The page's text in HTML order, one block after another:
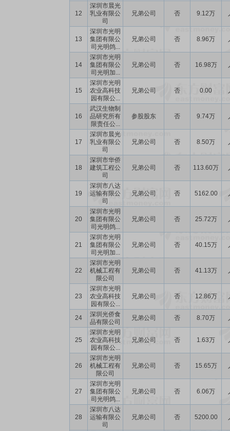
12
深圳市晨光
乳业有限公
司
兄弟公司 否 9.12万
13
深圳市光明
集团有限公
司光明鸽...
兄弟公司 否 8.96万
14
深圳市光明
集团有限公
司光明加...
兄弟公司 否 16.98万
15
深圳市光明
农业高科技
园有限公...
兄弟公司 否 0.00
16
武汉生物制
品研究所有
限责任公...
参股股东 否 9.74万
17
深圳市晨光
乳业有限公
司
兄弟公司 否 8.50万
18
深圳市华侨
建筑工程公
司
兄弟公司 否 113.60万
19
深圳市八达
运输有限公
司
兄弟公司 否 5162.00
20
深圳市光明
集团有限公
司光明鸽...
兄弟公司 否 25.72万
21
深圳市光明
集团有限公
司光明加...
兄弟公司 否 40.15万
22
深圳市光明
机械工程有
限公司
兄弟公司 否 41.13万
23
深圳市光明
农业高科技
园有限公...
兄弟公司 否 12.86万
24
深圳光侨食
品有限公司
兄弟公司 否 8.70万
25
深圳市光明
农业高科技
园有限公...
兄弟公司 否 1.63万
26
深圳市光明
机械工程有
限公司
兄弟公司 否 15.65万
27
深圳市光明
集团有限公
司光明鸽...
兄弟公司 否 6.06万
28
深圳市八达
运输有限公
司
兄弟公司 否 5200.00